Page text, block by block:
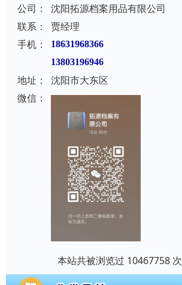
公司：
沈阳拓源档案用品有限公司
联系：
贾经理
手机：
18631968366
13803196946
地址：
沈阳市大东区
微信：
本站共被浏览过 10467758 次